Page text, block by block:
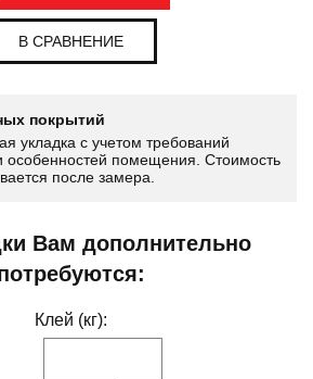
В СРАВНЕНИЕ
покрытий
укладка с учетом требований
особенностей помещения. Стоимость
после замера.
Вам дополнительно
Клей (кг):